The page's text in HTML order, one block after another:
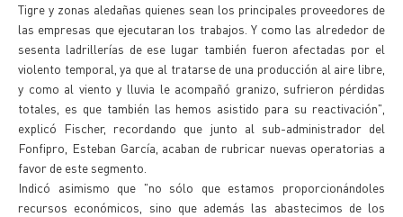
Tigre y zonas aledañas quienes sean los principales proveedores de
las empresas que ejecutaran los trabajos. Y como las alrededor de
sesenta ladrillerías de ese lugar también fueron afectadas por el
violento temporal, ya que al tratarse de una producción al aire libre,
y como al viento y lluvia le acompañó granizo, sufrieron pérdidas
totales, es que también las hemos asistido para su reactivación",
explicó Fischer, recordando que junto al sub-administrador del
Fonfipro, Esteban García, acaban de rubricar nuevas operatorias a
favor de este segmento.
Indicó asimismo que "no sólo que estamos proporcionándoles
recursos económicos, sino que además las abastecimos de los